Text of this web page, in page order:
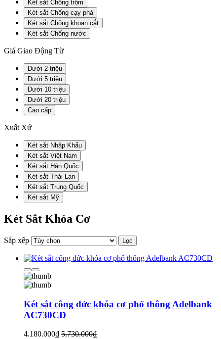
Két sắt Chống trộm
Két sắt Chống cạy phá
Két sắt Chống khoan cắt
Két sắt Chống nước
Giá Giao Động Từ
Dưới 2 triệu
Dưới 5 triệu
Dưới 10 triệu
Dưới 20 triệu
Cao cấp
Xuất Xứ
Két sắt Nhập Khẩu
Két sắt Việt Nam
Két sắt Hàn Quốc
Két sắt Thái Lan
Két sắt Trung Quốc
Két sắt Mỹ
Két Sắt Khóa Cơ
Sắp xếp Lọc
Két sắt công đức khóa cơ phổ thông Adelbank
AC730CD
4.180.000₫ 5.730.000₫